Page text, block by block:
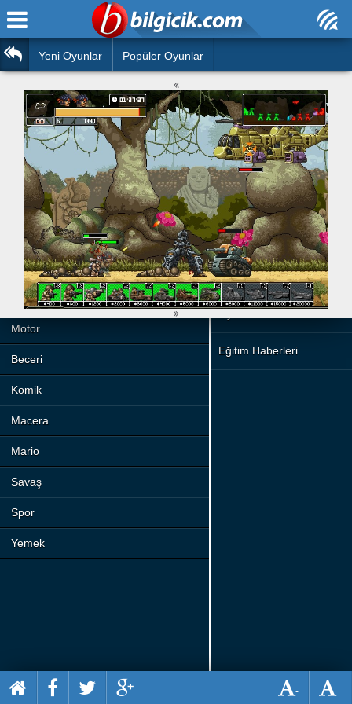
Araba
Barbie
Boyama
Futbol
Çocuk
Angry Birds
Silah
Basketbol
Motor
Beceri
Komik
Macera
Mario
Savaş
Spor
Yemek
Ana Sayfa
Bilmeceler
Bulmacalar
Deyimler
Duvar Yazıları
Hızlı Okuma Testi
Hesaplamalar
Eğitim Haberleri
Yeni Oyunlar Popüler Oyunlar
+
-